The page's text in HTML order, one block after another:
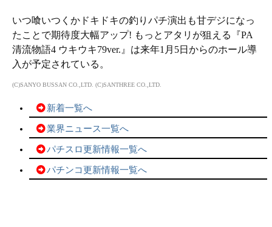
いつ喰いつくかドキドキの釣りパチ演出も甘デジになっ
たことで期待度大幅アップ! もっとアタリが狙える『PA
清流物語4 ウキウキ79ver.』は来年1月5日からのホール導
入が予定されている。
(C)SANYO BUSSAN CO.,LTD. (C)SANTHREE CO.,LTD.
新着一覧へ
業界ニュース一覧へ
パチスロ更新情報一覧へ
パチンコ更新情報一覧へ